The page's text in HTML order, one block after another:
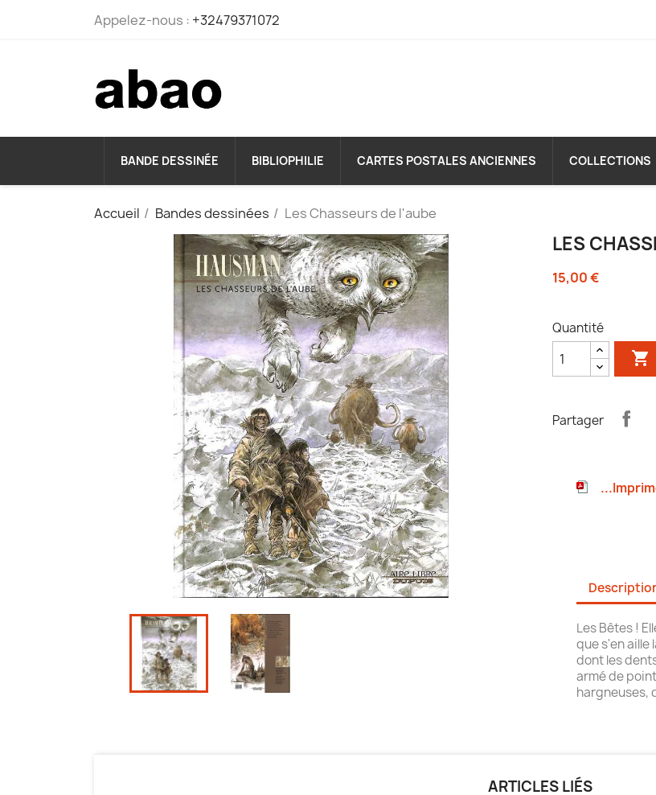
Appelez-nous : +32479371072
BANDE DESSINÉE BIBLIOPHILIE CARTES POSTALES ANCIENNES COLLECTIONS
Accueil Bandes dessinées Les Chasseurs de l'aube
LES
15,00 €
Quantité

Partager
Les Bêtes !
que s'en aille
dont les
armé de
hargneuses,
ARTICLES LIÉS